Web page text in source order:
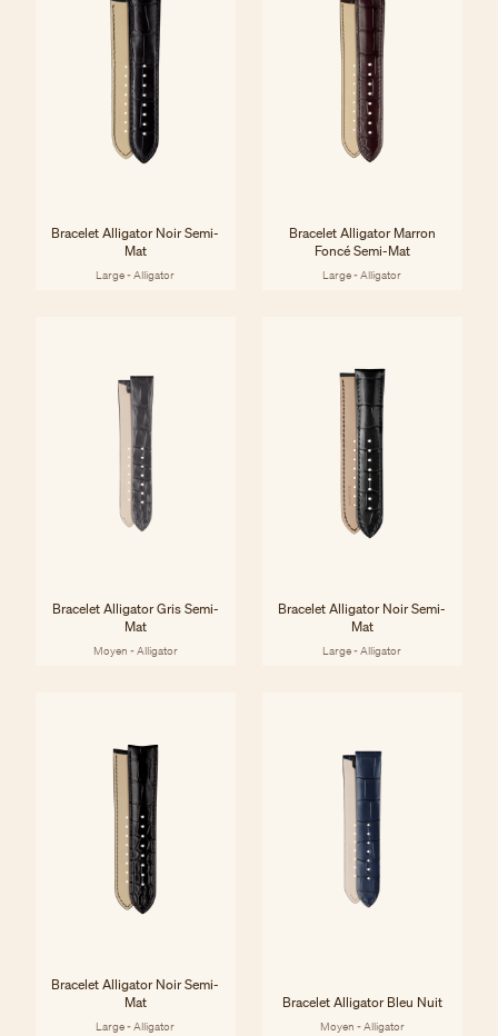
Bracelet Alligator Noir Semi-
Mat
Large - Alligator
Bracelet Alligator Marron
Foncé Semi-Mat
Large - Alligator
Bracelet Alligator Gris Semi-
Mat
Moyen - Alligator
Bracelet Alligator Noir Semi-
Mat
Large - Alligator
Bracelet Alligator Noir Semi-
Mat
Large - Alligator
Bracelet Alligator Bleu Nuit
Moyen - Alligator